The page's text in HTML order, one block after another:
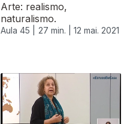
Arte: realismo,
naturalismo.
Aula 45 | 27 min. | 12 mai. 2021